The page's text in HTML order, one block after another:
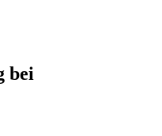
bei